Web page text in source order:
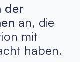
der
an, die
mit
haben.